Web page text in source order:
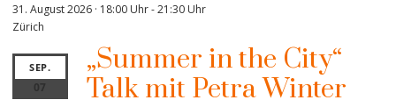
31. August 2026 · 18:00 Uhr-21:30 Uhr
Zürich
SEP.
07
„Summer in the City“
Talk mit Petra Winter